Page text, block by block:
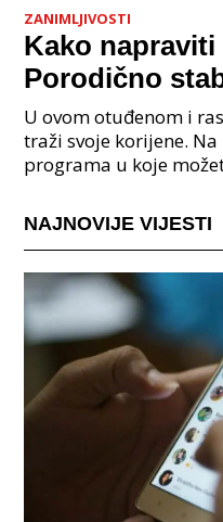
ZANIMLJIVOSTI
Kako
Porodično
U ovom otuđenom i
traži svoje korijene.
programa u koje
NAJNOVIJE VIJESTI